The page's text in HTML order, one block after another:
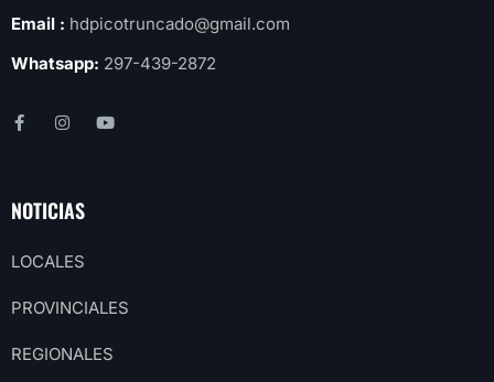
Email : hdpicotruncado@gmail.com
Whatsapp: 297-439-2872
NOTICIAS
LOCALES
PROVINCIALES
REGIONALES